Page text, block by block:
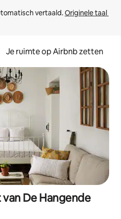
vertaald. Originele taal
Je ruimte op Airbnb zetten
De Hangende